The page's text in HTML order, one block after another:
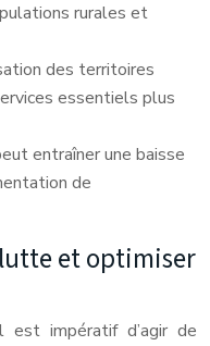
rurales et
des territoires
essentiels plus
entraîner une baisse
de
et optimiser
est impératif d’agir de